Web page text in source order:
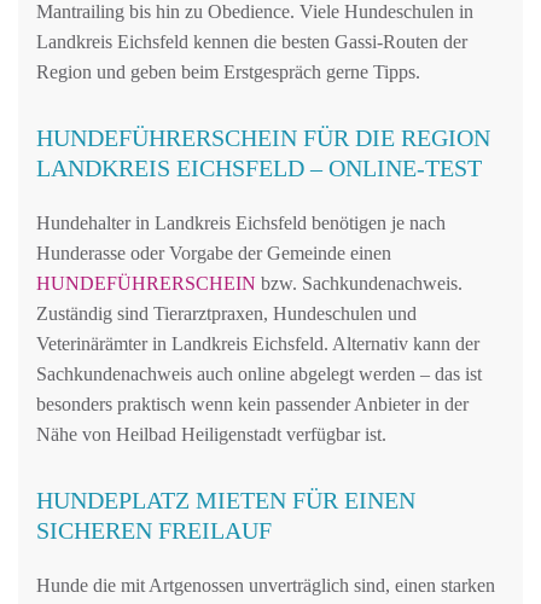
Mantrailing bis hin zu Obedience. Viele Hundeschulen in
Landkreis Eichsfeld kennen die besten Gassi-Routen der
Region und geben beim Erstgespräch gerne Tipps.
HUNDEFÜHRERSCHEIN FÜR DIE REGION
LANDKREIS EICHSFELD – ONLINE-TEST
Hundehalter in Landkreis Eichsfeld benötigen je nach
Hunderasse oder Vorgabe der Gemeinde einen
HUNDEFÜHRERSCHEIN bzw. Sachkundenachweis.
Zuständig sind Tierarztpraxen, Hundeschulen und
Veterinärämter in Landkreis Eichsfeld. Alternativ kann der
Sachkundenachweis auch online abgelegt werden – das ist
besonders praktisch wenn kein passender Anbieter in der
Nähe von Heilbad Heiligenstadt verfügbar ist.
HUNDEPLATZ MIETEN FÜR EINEN
SICHEREN FREILAUF
Hunde die mit Artgenossen unverträglich sind, einen starken